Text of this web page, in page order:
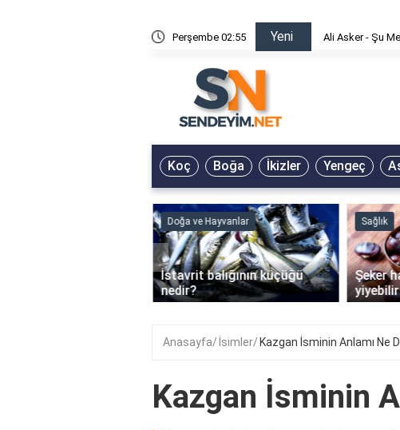
Perşembe 02:55 Yeni Ali Asker - Şu
Koç Boğa İkizler Yengeç
Doğa ve Hayvanlar
İstavrit balığının küçüğü
nedir?
Sağlık
Şeker
‹
Anasayfa İsimler Kazgan İsminin Anlamı Ne
Kazgan İsminin